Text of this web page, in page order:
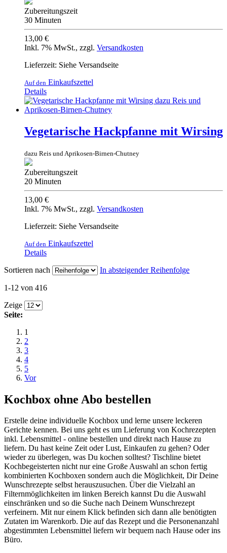
Zubereitungszeit
30 Minuten
13,00 €
Inkl. 7% MwSt., zzgl. Versandkosten
Lieferzeit: Siehe Versandseite
Auf den Einkaufszettel
Details
Vegetarische Hackpfanne mit Wirsing
dazu Reis und Aprikosen-Birnen-Chutney
Zubereitungszeit
20 Minuten
13,00 €
Inkl. 7% MwSt., zzgl. Versandkosten
Lieferzeit: Siehe Versandseite
Auf den Einkaufszettel
Details
Sortieren nach
In absteigender Reihenfolge
1-12 von 416
Zeige
Seite:
1
2
3
4
5
Vor
Kochbox ohne Abo bestellen
Erstelle deine individuelle Kochbox und lerne unsere leckeren
Gerichte kennen. Bei uns geht es um Lieferung von Kochrezepten
inkl. Lebensmittel - online bestellen und direkt nach Hause zu
liefern. Du hast keine Zeit oder Lust, Einkaufen zu gehen? Oder
wieder zu überlegen, was Du kochen solltest? Tischline bietet
Kochbegeisterten nicht nur eine Große Auswahl an schon fertig
kombinierten Kochboxen sondern auch die Möglichkeit, Dir Deine
Wunschrezepte selbst herauszusuchen. Über die Vielzahl an
Filternmöglichkeiten im linken Bereich kannst Du die Auswahl
einschränken und so die Suche nach Deinem Wunschrezept
verfeinern. Mit nur einem Klick befinden sich dann alle benötigten
Zutaten im Warenkorb. Die auf das Rezept und die Personenanzahl
abgestimmten Lebensmittel liefern wir bequem nach Hause oder ins
Büro.